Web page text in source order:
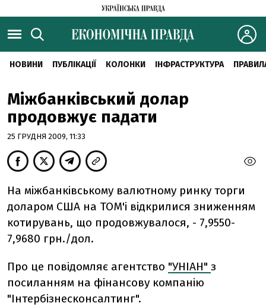
НОВИНИ ПУБЛІКАЦІЇ КОЛОНКИ ІНФРАСТРУКТУРА
Міжбанківський долар
продовжує падати
25 ГРУДНЯ 2009, 11:33
На міжбанківському валютному ринку торги
доларом США на ТОМ'і відкрилися зниженням
котирувань, що продовжувалося, - 7,9550-
7,9680 грн./дол.
Про це повідомляє агентство "УНІАН" з
посиланням на фінансову компанію
"Інтербізнесконсалтинг".